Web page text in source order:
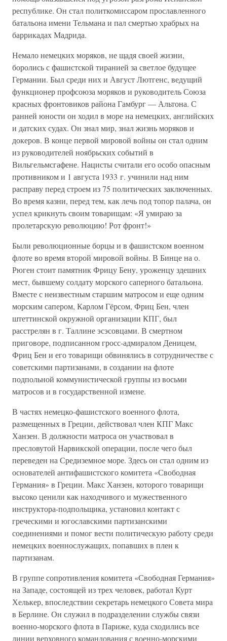
республике. Он стал политкомиссаром прославленного
батальона имени Тельмана и пал смертью храбрых на
баррикадах Мадрида.
Немало немецких моряков, не щадя своей жизни,
боролись с фашистской тиранией за светлое будущее
Германии. Был среди них и Август Лютгенс, ведущий
функционер профсоюза моряков и руководитель Союза
красных фронтовиков района Гамбург — Альтона. С
ранней юности он ходил в море на немецких, английских
и датских судах. Он знал мир, знал жизнь моряков и
докеров. В конце первой мировой войны он стал одним
из руководителей ноябрьских событий в
Вильгельмсгафене. Нацисты считали его особо опасным
противником и 1 августа 1933 г. учинили над ним
расправу перед строем из 75 политических заключенных.
Во время казни, перед тем, как лечь под топор палача, он
успел крикнуть своим товарищам: «Я умираю за
пролетарскую революцию! Рот фронт!»
Были революционные борцы и в фашистском военном
флоте во время второй мировой войны. В Бинце на о.
Рюген стоит памятник Фрицу Бену, уроженцу здешних
мест, бывшему солдату морского саперного батальона.
Вместе с неизвестным старшим матросом и еще одним
морским сапером, Карлом Гёрсом, Фриц Бен, член
штеттинской окружной организации КПГ, был
расстрелян в г. Таллине эсэсовцами. В смертном
приговоре, подписанном гросс-адмиралом Деницем,
Фриц Бен и его товарищи обвинялись в сотрудничестве с
советскими партизанами, в создании на флоте
подпольной коммунистической группы из восьми
матросов и в государственной измене.
В частях немецко-фашистского военного флота,
размещенных в Греции, действовал член КПГ Макс
Ханзен. В должности матроса он участвовал в
пресловутой Нарвикской операции, после чего был
переведен на Средиземное море. Здесь он стал одним из
основателей антифашистского комитета «Свободная
Германия» в Греции. Макс Ханзен, которого товарищи
высоко ценили как находчивого и мужественного
инструктора-подпольщика, установил контакт с
греческими и югославскими партизанскими
соединениями и помог вести политическую работу среди
немецких военнослужащих, попавших в плен к
партизанам.
В группе сопротивления комитета «Свободная Германия»
на Западе, состоящей из трех человек, работал Курт
Хелькер, впоследствии секретарь немецкого Совета мира
в Берлине. Он служил в подразделении службы связи
военно-морского флота в Париже, куда сходились все
линии верховного командования с военно-морскими